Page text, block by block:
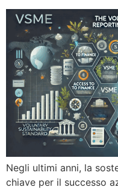
Negli ultimi anni, la
chiave per il successo